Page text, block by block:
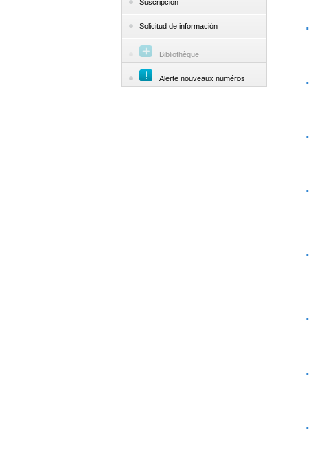
Suscripción
Solicitud de información
Bibliothèque
Alerte nouveaux numéros
·
·
·
·
·
·
·
·